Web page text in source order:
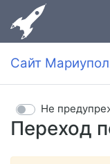
Сайт
Переход
Не